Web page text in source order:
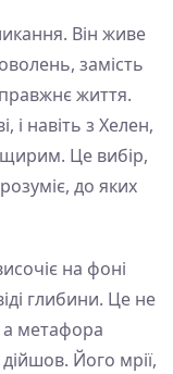
Він живе
замість
життя.
і навіть з Хелен,
Це вибір,
до яких
на фоні
глибини. Це не
а метафора
Його мрії,